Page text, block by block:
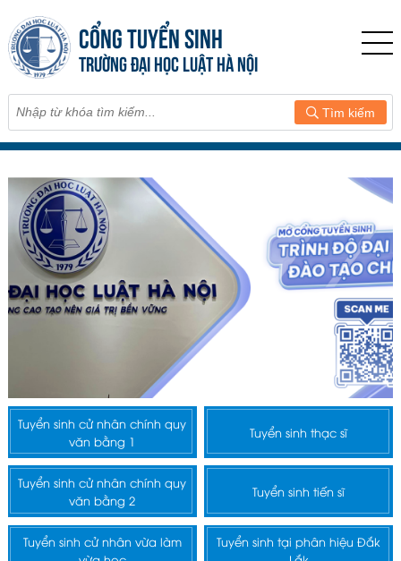
CỔNG TUYỂN SINH
TRƯỜNG ĐẠI HỌC LUẬT HÀ NỘI
Tìm kiếm
Tuyển sinh cử nhân chính quy
văn bằng 1
Tuyển sinh thạc sĩ
Tuyển sinh cử nhân chính quy
văn bằng 2
Tuyển sinh tiến sĩ
Tuyển sinh cử nhân vừa làm
Tuyển sinh tại phân hiệu Đắk